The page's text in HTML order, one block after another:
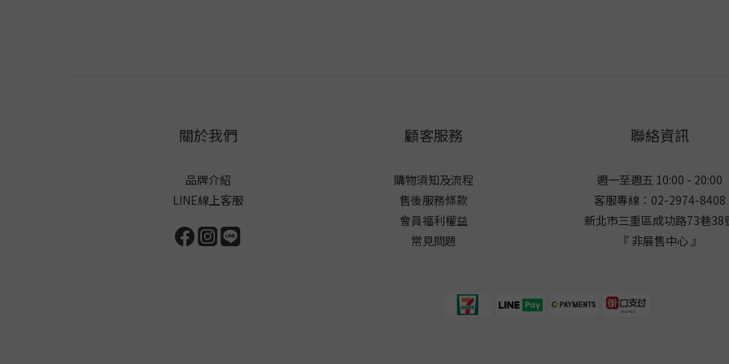
關於我們
品牌介紹
LINE線上客服
顧客服務
購物須知及流程
售後服務條款
會員福利權益
常見問題
聯絡資訊
週一至週五 10:00 - 20:00
客服專線：02-2974-8408
新北市三重區成功路73巷38
『 非展售中心 』